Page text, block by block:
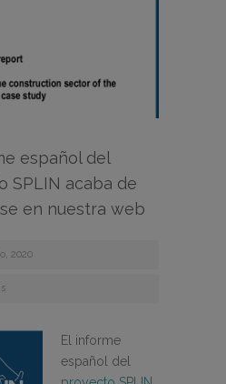
español del
SPLIN acaba de
en nuestra web
2020
El informe
español del